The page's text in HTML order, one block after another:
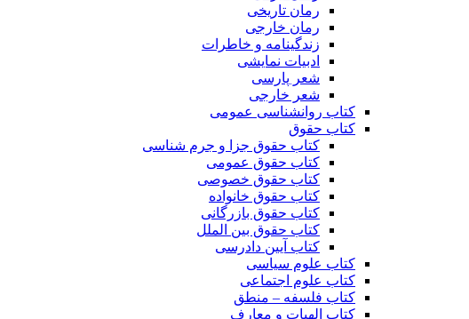
رمان تاریخی
رمان خارجی
زندگینامه و خاطرات
ادبیات نمایشی
شعر پارسی
شعر خارجی
کتاب روانشناسی عمومی
کتاب حقوق
کتاب حقوق جزا و جرم شناسی
کتاب حقوق عمومی
کتاب حقوق خصوصی
کتاب حقوق خانواده
کتاب حقوق بازرگانی
کتاب حقوق بین الملل
کتاب آیین دادرسی
کتاب علوم سیاسی
کتاب علوم اجتماعی
کتاب فلسفه – منطق
کتاب الهیات و معارف